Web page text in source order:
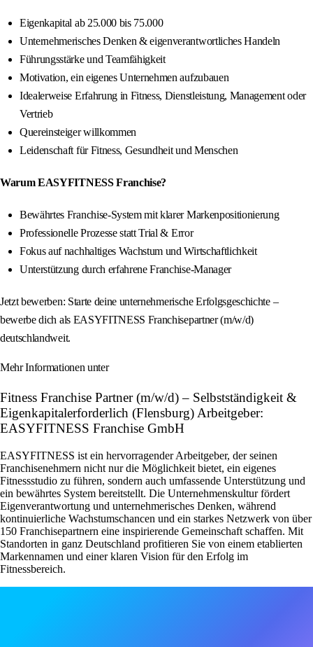
Eigenkapital ab 25.000 bis 75.000
Unternehmerisches Denken & eigenverantwortliches Handeln
Führungsstärke und Teamfähigkeit
Motivation, ein eigenes Unternehmen aufzubauen
Idealerweise Erfahrung in Fitness, Dienstleistung, Management oder
Vertrieb
Quereinsteiger willkommen
Leidenschaft für Fitness, Gesundheit und Menschen
Warum EASYFITNESS Franchise?
Bewährtes Franchise-System mit klarer Markenpositionierung
Professionelle Prozesse statt Trial & Error
Fokus auf nachhaltiges Wachstum und Wirtschaftlichkeit
Unterstützung durch erfahrene Franchise-Manager
Jetzt bewerben: Starte deine unternehmerische Erfolgsgeschichte –
bewerbe dich als EASYFITNESS Franchisepartner (m/w/d)
deutschlandweit.
Mehr Informationen unter
Fitness Franchise Partner (m/w/d) – Selbstständigkeit &
Eigenkapitalerforderlich (Flensburg) Arbeitgeber:
EASYFITNESS Franchise GmbH
EASYFITNESS ist ein hervorragender Arbeitgeber, der seinen
Franchisenehmern nicht nur die Möglichkeit bietet, ein eigenes
Fitnessstudio zu führen, sondern auch umfassende Unterstützung und
ein bewährtes System bereitstellt. Die Unternehmenskultur fördert
Eigenverantwortung und unternehmerisches Denken, während
kontinuierliche Wachstumschancen und ein starkes Netzwerk von über
150 Franchisepartnern eine inspirierende Gemeinschaft schaffen. Mit
Standorten in ganz Deutschland profitieren Sie von einem etablierten
Markennamen und einer klaren Vision für den Erfolg im
Fitnessbereich.